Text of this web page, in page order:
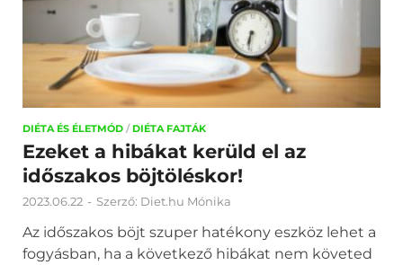
DIÉTA ÉS ÉLETMÓD / DIÉTA FAJTÁK
Ezeket a hibákat kerüld el az
időszakos böjtöléskor!
2023.06.22 - Szerző: Diet.hu Mónika
Az időszakos böjt szuper hatékony eszköz lehet a
fogyásban, ha a következő hibákat nem követed